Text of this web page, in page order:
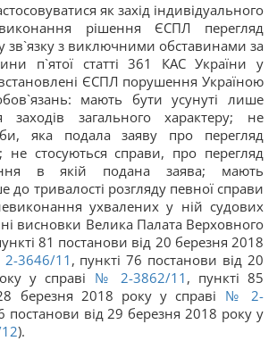
як захід індивідуального
рішення ЄСПЛ перегляд
зв`язку з виключними обставинами за
п`ятої статті 361 КАС України у
ЄСПЛ порушення Україною
мають бути усунуті лише
загального характеру; не
яка подала заяву про перегляд
не стосуються справи, про перегляд
в якій подана заява; мають
тривалості розгляду певної справи
ухвалених у ній судових
висновки Велика Палата Верховного
81 постанови від 20 березня 2018
3646/11 , пункті 76 постанови від 20
у справі № 2-3862/11 , пункті 85
березня 2018 року у справі № 2-
постанови від 29 березня 2018 року у
).